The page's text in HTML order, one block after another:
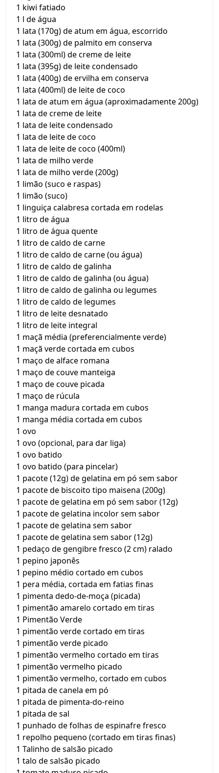
1 kiwi fatiado
1 l de água
1 lata (170g) de atum em água, escorrido
1 lata (300g) de palmito em conserva
1 lata (300ml) de creme de leite
1 lata (395g) de leite condensado
1 lata (400g) de ervilha em conserva
1 lata (400ml) de leite de coco
1 lata de atum em água (aproximadamente 200g)
1 lata de creme de leite
1 lata de leite condensado
1 lata de leite de coco
1 lata de leite de coco (400ml)
1 lata de milho verde
1 lata de milho verde (200g)
1 limão (suco e raspas)
1 limão (suco)
1 linguiça calabresa cortada em rodelas
1 litro de água
1 litro de água quente
1 litro de caldo de carne
1 litro de caldo de carne (ou água)
1 litro de caldo de galinha
1 litro de caldo de galinha (ou água)
1 litro de caldo de galinha ou legumes
1 litro de caldo de legumes
1 litro de leite desnatado
1 litro de leite integral
1 maçã média (preferencialmente verde)
1 maçã verde cortada em cubos
1 maço de alface romana
1 maço de couve manteiga
1 maço de couve picada
1 maço de rúcula
1 manga madura cortada em cubos
1 manga média cortada em cubos
1 ovo
1 ovo (opcional, para dar liga)
1 ovo batido
1 ovo batido (para pincelar)
1 pacote (12g) de gelatina em pó sem sabor
1 pacote de biscoito tipo maisena (200g)
1 pacote de gelatina em pó sem sabor (12g)
1 pacote de gelatina incolor sem sabor
1 pacote de gelatina sem sabor
1 pacote de gelatina sem sabor (12g)
1 pedaço de gengibre fresco (2 cm) ralado
1 pepino japonês
1 pepino médio cortado em cubos
1 pera média, cortada em fatias finas
1 pimenta dedo-de-moça (picada)
1 pimentão amarelo cortado em tiras
1 Pimentão Verde
1 pimentão verde cortado em tiras
1 pimentão verde picado
1 pimentão vermelho cortado em tiras
1 pimentão vermelho picado
1 pimentão vermelho, cortado em cubos
1 pitada de canela em pó
1 pitada de pimenta-do-reino
1 pitada de sal
1 punhado de folhas de espinafre fresco
1 repolho pequeno (cortado em tiras finas)
1 Talinho de salsão picado
1 talo de salsão picado